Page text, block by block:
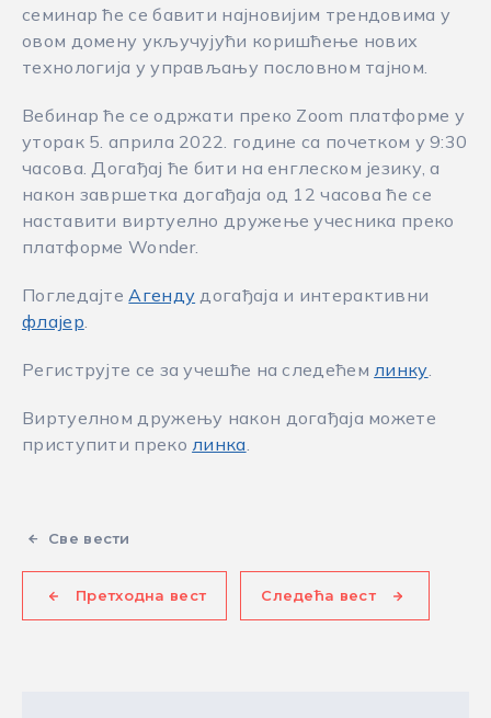
семинар ће се бавити најновијим трендовима у
овом домену укључујући коришћење нових
технологија у управљању пословном тајном.
Вебинар ће се одржати преко Zoom платформе у
уторак 5. априла 2022. године са почетком у 9:30
часова. Догађај ће бити на енглеском језику, а
након завршетка догађаја од 12 часова ће се
наставити виртуелно дружење учесника преко
платформе Wonder.
ПогледајтеАгенду догађаја и интерактивни
флајер.
Региструјте се за учешће на следећем линку.
Виртуелном дружењу након догађаја можете
приступити преко линка.
Све вести
Претходна вест Следећа вест